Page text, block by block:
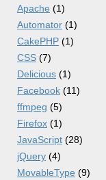
Apache (1)
Automator (1)
CakePHP (1)
CSS (7)
Delicious (1)
Facebook (11)
ffmpeg (5)
Firefox (1)
JavaScript (28)
jQuery (4)
MovableType (9)